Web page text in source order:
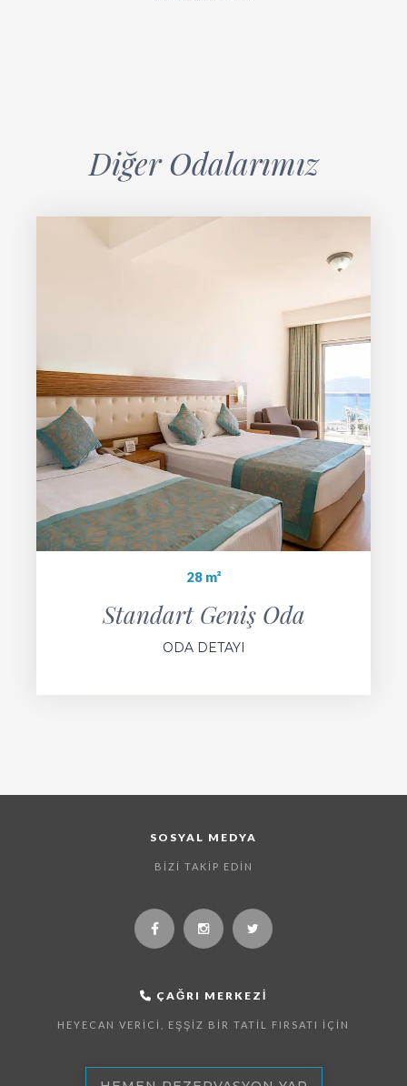
Diğer Odalarımız
28 m²
Standart Geniş Oda
ODA DETAYI
SOSYAL MEDYA
BIZI TAKIP EDIN
ÇAĞRI MERKEZI
HEYECAN VERICI, EŞŞIZ BIR TATIL FIRSATI İÇIN